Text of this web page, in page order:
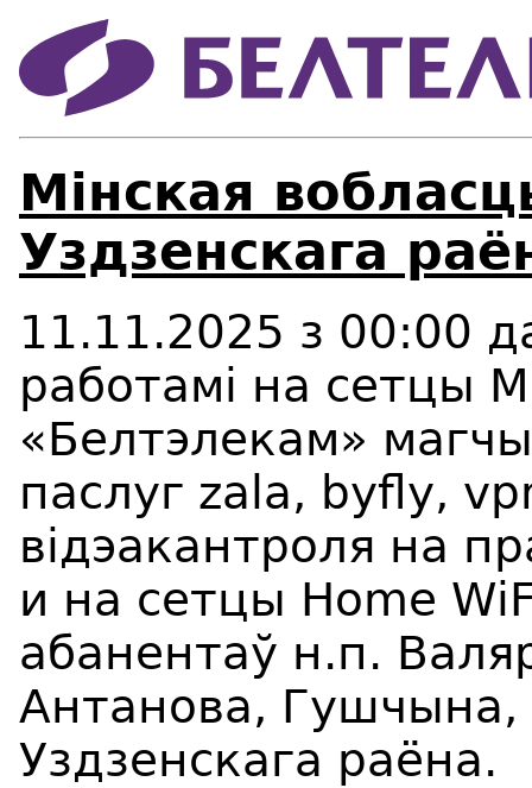
Мінская
Уздзенскага
11.11.2025 з 00:00
работамі на сетцы
«Белтэлекам»
паслуг zala, byfly,
вiдэакантроля на
и на сетцы Home
абанентаў н.п.
Антанова, Гушчына
Уздзенскага раёна.